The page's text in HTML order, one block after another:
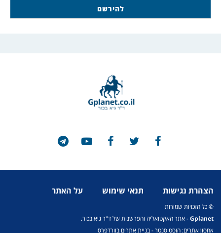
הצהרת נגישות תנאי שימוש על האתר
© כל הזכויות שמורות
Gplanet- אתר האקטואליה והפרשנות של ד"ר גיא בכור.
אחסון אתרים: הוסט סנטר-בניית אתרים בוורדפרס